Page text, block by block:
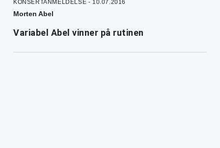
KONSERTANMELDELSE - 10.07.2016
Morten Abel
Variabel Abel vinner på rutinen